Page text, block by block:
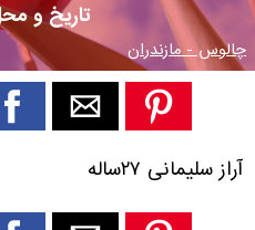
تاریخ و
چالوس - مازندران
آراز سلیمانی ۲۷ساله